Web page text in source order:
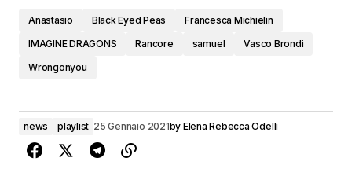
Anastasio Black Eyed Peas
Francesca Michielin
IMAGINE DRAGONS
Rancore samuel
Vasco Brondi
Wrongonyou
news playlist 25 Gennaio 2021by Elena Rebecca Odelli